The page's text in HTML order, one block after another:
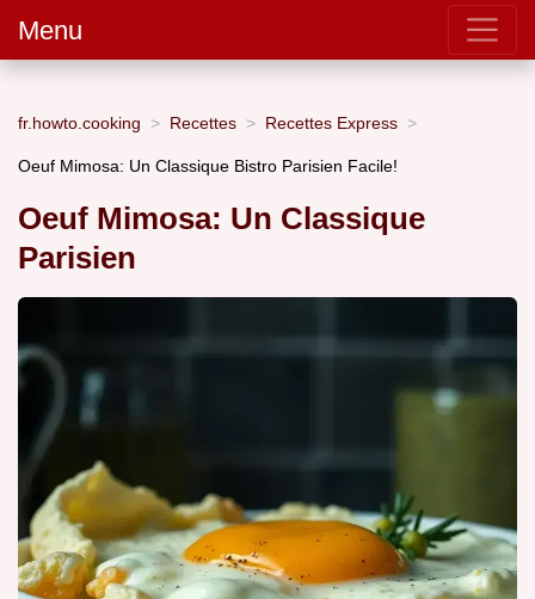
Menu
fr.howto.cooking Recettes Recettes Express
Oeuf Mimosa: Un Classique Bistro Parisien Facile!
Oeuf Mimosa: Un Classique
Parisien